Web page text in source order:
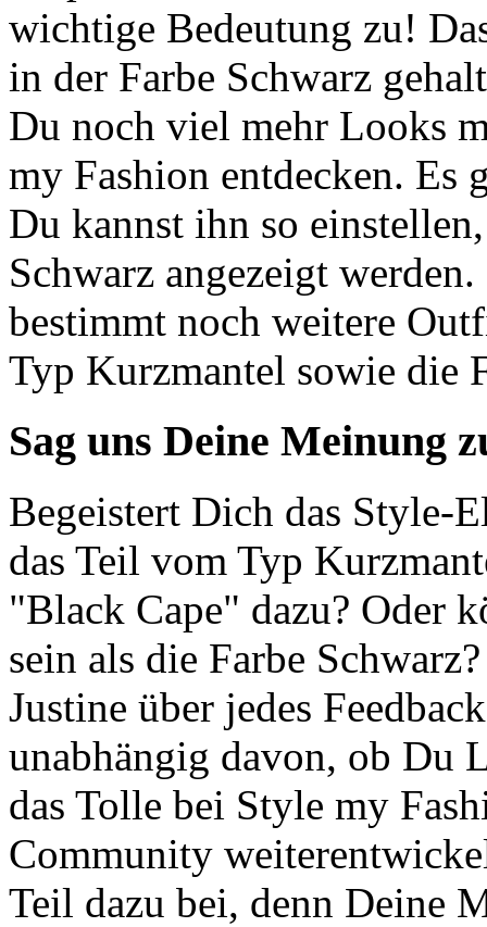
wichtige Bedeutung zu!
in der Farbe Schwarz
Du noch viel mehr Looks
my Fashion entdecken. Es
Du kannst ihn so
Schwarz angezeigt
bestimmt noch weitere
Typ Kurzmantel sowie die
Sag uns Deine Meinung
Begeistert Dich das Style-
das Teil vom Typ
"Black Cape" dazu? Oder
sein als die Farbe
Justine über jedes
unabhängig davon, ob Du
das Tolle bei Style my
Community
Teil dazu bei, denn Deine